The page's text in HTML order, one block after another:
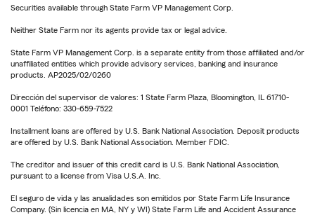
Securities available through State Farm VP Management Corp.
Neither State Farm nor its agents provide tax or legal advice.
State Farm VP Management Corp. is a separate entity from those affiliated and/or
unaffiliated entities which provide advisory services, banking and insurance
products. AP2025/02/0260
Dirección del supervisor de valores: 1 State Farm Plaza, Bloomington, IL 61710-
0001 Teléfono: 330-659-7522
Installment loans are offered by U.S. Bank National Association. Deposit products
are offered by U.S. Bank National Association. Member FDIC.
The creditor and issuer of this credit card is U.S. Bank National Association,
pursuant to a license from Visa U.S.A. Inc.
El seguro de vida y las anualidades son emitidos por State Farm Life Insurance
Company. (Sin licencia en MA, NY y WI) State Farm Life and Accident Assurance